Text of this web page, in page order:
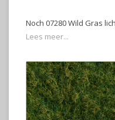
Noch 07280 Wild Gras
Lees meer...